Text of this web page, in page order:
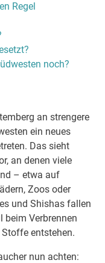
Regel
noch?
an strengere
ein neues
Das sieht
an denen viele
– etwa auf
Zoos oder
und Shishas fallen
beim Verbrennen
entstehen.
nun achten: